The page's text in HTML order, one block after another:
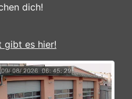
dich!
gibt es hier!